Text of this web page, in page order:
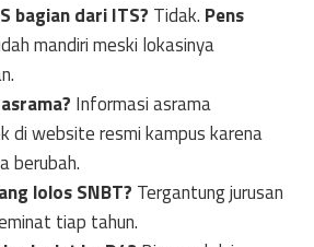
bagian dari ITS? Tidak. Pens
mandiri meski lokasinya
Informasi asrama
di website resmi kampus karena
berubah.
lolos SNBT? Tergantung jurusan
tiap tahun.